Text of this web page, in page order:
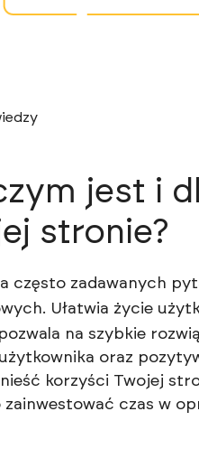
jest i
stronie?
często zadawanych
Ułatwia życie
na szybkie
oraz
korzyści Twojej
czas w